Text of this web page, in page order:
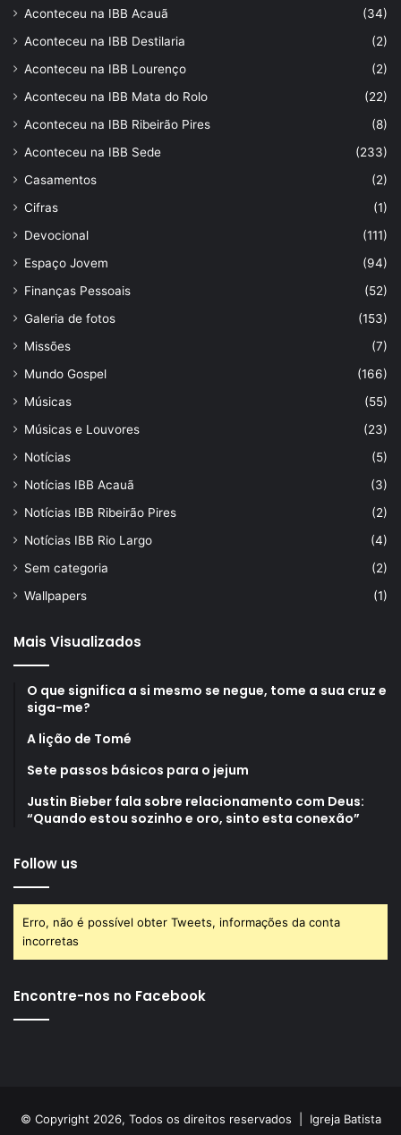
Aconteceu na IBB Acauã
(34)
Aconteceu na IBB Destilaria
(2)
Aconteceu na IBB Lourenço
(2)
Aconteceu na IBB Mata do Rolo
(22)
Aconteceu na IBB Ribeirão Pires
(8)
Aconteceu na IBB Sede
(233)
Casamentos
(2)
Cifras
(1)
Devocional
(111)
Espaço Jovem
(94)
Finanças Pessoais
(52)
Galeria de fotos
(153)
Missões
(7)
Mundo Gospel
(166)
Músicas
(55)
Músicas e Louvores
(23)
Notícias
(5)
Notícias IBB Acauã
(3)
Notícias IBB Ribeirão Pires
(2)
Notícias IBB Rio Largo
(4)
Sem categoria
(2)
Wallpapers
(1)
Mais Visualizados
O que significa a si mesmo se negue, tome a sua cruz e
siga-me?
A lição de Tomé
Sete passos básicos para o jejum
Justin Bieber fala sobre relacionamento com Deus:
“Quando estou sozinho e oro, sinto esta conexão”
Follow us
Erro, não é possível obter Tweets, informações da conta
incorretas
Encontre-nos no Facebook
© Copyright 2026, Todos os direitos reservados | Igreja Batista